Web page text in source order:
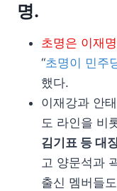
명.
초명은 이재
“초명이 민주
했다.
이재강과 안
도 라인을 비
김기표 등 대
고 양문석과
출신 멤버들